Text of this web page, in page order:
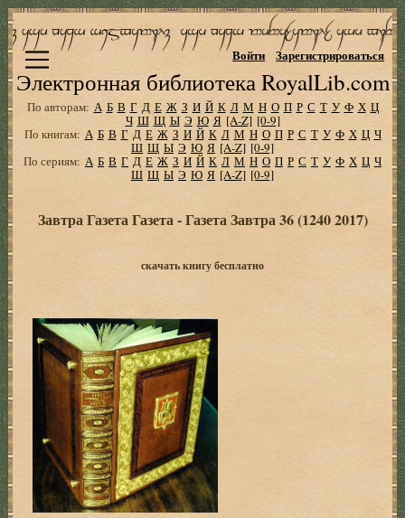
Электронная библиотека RoyalLib.com
Войти Зарегистрироваться
По авторам: А Б В Г Д Е Ж З И Й К Л М Н О П Р С Т У Ф Х Ц
Ч Ш Щ Ы Э Ю Я [A-Z] [0-9]
По книгам: А Б В Г Д Е Ж З И Й К Л М Н О П Р С Т У Ф Х Ц Ч
Ш Щ Ы Э Ю Я [A-Z] [0-9]
По сериям: А Б В Г Д Е Ж З И Й К Л М Н О П Р С Т У Ф Х Ц Ч
Ш Щ Ы Э Ю Я [A-Z] [0-9]
Завтра Газета Газета - Газета Завтра 36 (1240 2017)
скачать книгу бесплатно